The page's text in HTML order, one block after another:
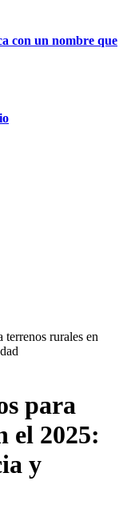
con un nombre que
terrenos rurales en
para
el 2025:
y